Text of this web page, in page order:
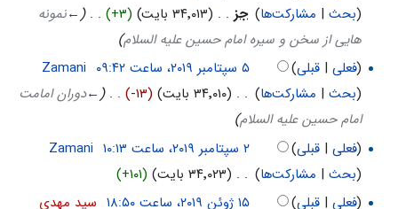
(بحث| مشارکت‌ها)
‏جز . . (۳۴٬۰۱۳ بایت) (+۳)‏
. .
(
←نمونه
هایی از سخن و سیره امام حسین علیه السلام)
(فعلی| قبلی)
Zamani
(بحث| مشارکت‌ها)
. . (۳۴٬۰۱۰ بایت) (-۱۳)‏
. .
(
←دوران امامت
امام حسین علیه السلام)
(فعلی| قبلی)
‏
Zamani
(بحث| مشارکت‌ها)
. . (۳۴٬۰۲۳ بایت)
(+۱۰۱)
(فعلی| قبلی)
‏ سید مهدی